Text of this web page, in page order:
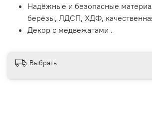
Надёжные и безопасные
берёзы, ЛДСП, ХДФ,
Декор с медвежатами .
Выбрать